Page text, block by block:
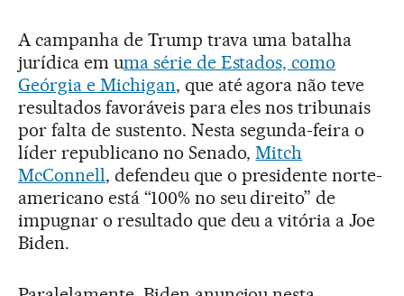
A campanha de Trump trava uma batalha
jurídica em uma série de Estados, como
Geórgia e Michigan, que até agora não teve
resultados favoráveis para eles nos tribunais
por falta de sustento. Nesta segunda-feira o
líder republicano no Senado,Mitch
McConnell, defendeu que o presidente norte-
americano está “100% no seu direito” de
impugnar o resultado que deu a vitória a Joe
Biden.